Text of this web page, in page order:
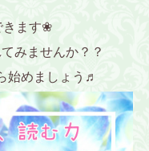
きます❀
みませんか？？
始めましょう♬